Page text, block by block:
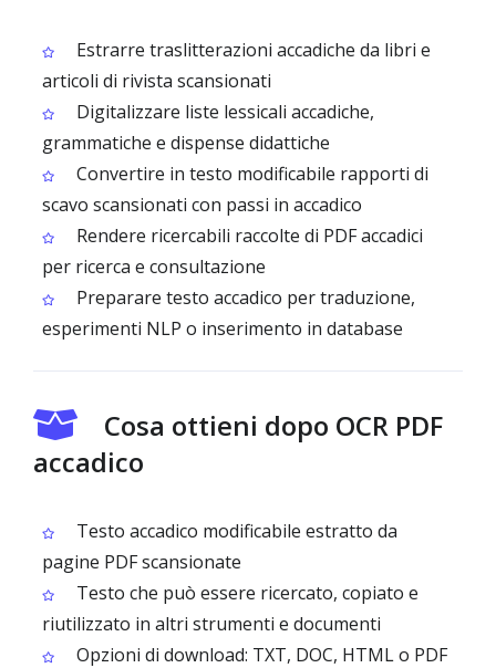
Estrarre traslitterazioni accadiche da libri e
articoli di rivista scansionati
Digitalizzare liste lessicali accadiche,
grammatiche e dispense didattiche
Convertire in testo modificabile rapporti di
scavo scansionati con passi in accadico
Rendere ricercabili raccolte di PDF accadici
per ricerca e consultazione
Preparare testo accadico per traduzione,
esperimenti NLP o inserimento in database
Cosa ottieni dopo OCR PDF
accadico
Testo accadico modificabile estratto da
pagine PDF scansionate
Testo che può essere ricercato, copiato e
riutilizzato in altri strumenti e documenti
Opzioni di download: TXT, DOC, HTML o PDF